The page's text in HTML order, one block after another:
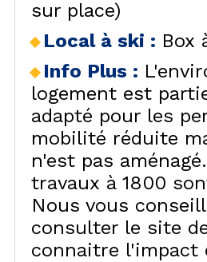
sur place)
Local à ski : Box
Info Plus :
logement est
adapté pour les
mobilité réduite
n'est pas aménagé.
travaux à 1800
Nous vous
consulter le site
connaitre l'impact